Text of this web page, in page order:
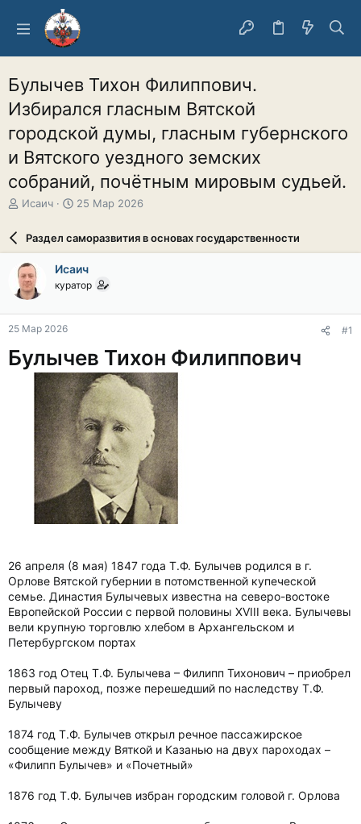
Булычев Тихон Филиппович.
Избирался гласным Вятской
городской думы, гласным губернского
и Вятского уездного земских
собраний, почётным мировым судьей.
А
о
р
т
е
м
ы
Исаич
Д
а
а
ч
л
25 Мар 2026
Раздел саморазвития в основах государственности
Исаич
куратор
25 Мар 2026 #1
Булычев Тихон Филиппович
26 апреля (8 мая) 1847 года Т.Ф. Булычев родился в г.
Орлове Вятской губернии в потомственной купеческой
семье. Династия Булычевых известна на северо-востоке
Европейской России с первой половины XVIII века. Булычевы
вели крупную торговлю хлебом в Архангельском и
Петербургском портах
1863 год Отец Т.Ф. Булычева – Филипп Тихонович – приобрел
первый пароход, позже перешедший по наследству Т.Ф.
Булычеву
1874 год Т.Ф. Булычев открыл речное пассажирское
сообщение между Вяткой и Казанью на двух пароходах –
«Филипп Булычев» и «Почетный»
1876 год Т.Ф. Булычев избран городским головой г. Орлова